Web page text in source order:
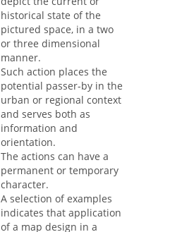
historical state of the
pictured space, in a two
or three dimensional
manner.
Such action places the
potential passer-by in the
urban or regional context
and serves both as
information and
orientation.
The actions can have a
permanent or temporary
character.
A selection of examples
indicates that application
of a map design in a